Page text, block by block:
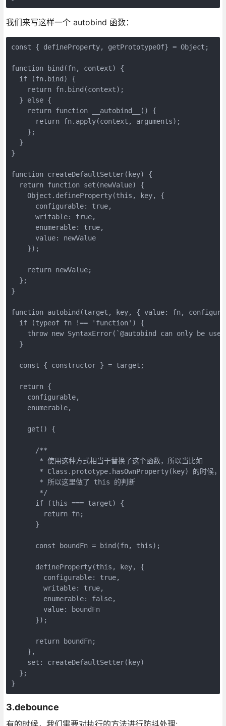
我们来写这样一个 autobind 函数：
const { defineProperty, getPrototypeOf} = Object;
function bind(fn, context) {
  if (fn.bind) {
    return fn.bind(context);
  } else {
    return function __autobind__() {
      return fn.apply(context, arguments);
    };
  }
}
function createDefaultSetter(key) {
  return function set(newValue) {
    Object.defineProperty(this, key, {
      configurable: true,
      writable: true,
      enumerable: true,
      value: newValue
    });
    return newValue;
  };
}
function autobind(target, key, { value: fn,
  if (typeof fn !== 'function') {
throw new SyntaxError(`@autobind can only be
  }
  const { constructor } = target;
  return {
    configurable,
    enumerable,
    get() {
      /**
       * 使用这种方式相当于替换了这个函数，所以当比如
* Class.prototype.hasOwnProperty(key) 的时候，
       * 所以这里做了 this 的判断
       */
      if (this === target) {
        return fn;
      }
      const boundFn = bind(fn, this);
      defineProperty(this, key, {
        configurable: true,
        writable: true,
        enumerable: false,
        value: boundFn
      });
      return boundFn;
    },
    set: createDefaultSetter(key)
  };
}
3.debounce
有的时候，我们需要对执行的方法进行防抖处理: